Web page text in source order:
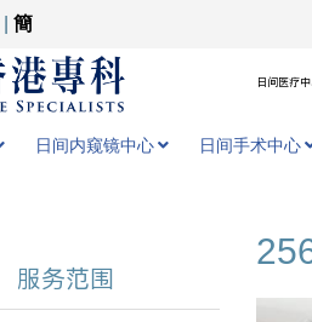
簡
日间医疗
日间内窥镜中心 日间手术中心
服务范围